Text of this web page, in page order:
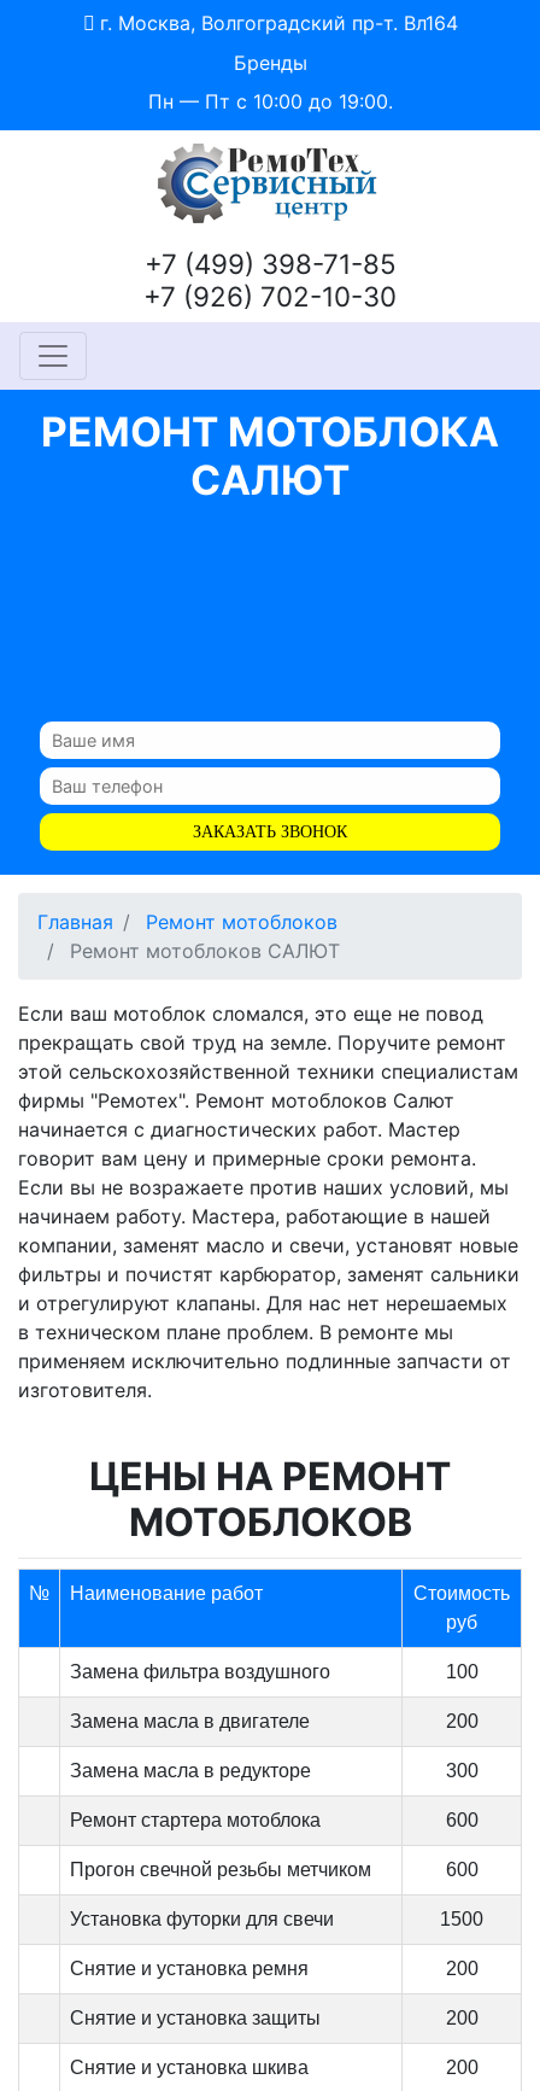
г. Москва, Волгоградский пр-т. Вл164
Бренды
Пн — Пт с 10:00 до 19:00.
+7 (499) 398-71-85
+7 (926) 702-10-30
РЕМОНТ МОТОБЛОКА
САЛЮТ
ЗАКАЗАТЬ ЗВОНОК
Главная
Ремонт мотоблоков
Ремонт мотоблоков САЛЮТ
Если ваш мотоблок сломался, это еще не повод
прекращать свой труд на земле. Поручите ремонт
этой сельскохозяйственной техники специалистам
фирмы "Ремотех". Ремонт мотоблоков Салют
начинается с диагностических работ. Мастер
говорит вам цену и примерные сроки ремонта.
Если вы не возражаете против наших условий, мы
начинаем работу. Мастера, работающие в нашей
компании, заменят масло и свечи, установят новые
фильтры и почистят карбюратор, заменят сальники
и отрегулируют клапаны. Для нас нет нерешаемых
в техническом плане проблем. В ремонте мы
применяем исключительно подлинные запчасти от
изготовителя.
ЦЕНЫ НА РЕМОНТ
МОТОБЛОКОВ
№ Наименование работ
Стоимость
руб
Замена фильтра воздушного 100
Замена масла в двигателе 200
Замена масла в редукторе 300
Ремонт стартера мотоблока 600
Прогон свечной резьбы метчиком 600
Установка футорки для свечи 1500
Снятие и установка ремня 200
Снятие и установка защиты 200
Снятие и установка шкива 200